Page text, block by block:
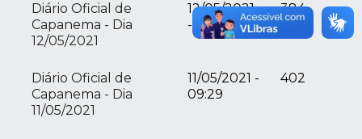
Diário Oficial de
Capanema - Dia
12/05/2021
12/05/2021
- 08:27
384
Diário Oficial de
Capanema - Dia
11/05/2021
11/05/2021 -
09:29
402